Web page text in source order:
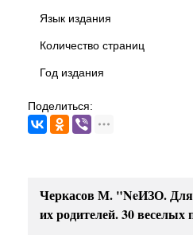
Язык издания
Количество страниц
Год издания
Поделиться:
Черкасов М. "NeИЗО. Для
их родителей. 30 веселых